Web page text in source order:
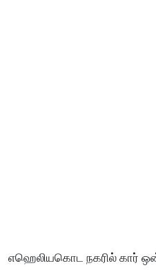
எஹெலியகொட நகரில் கார்